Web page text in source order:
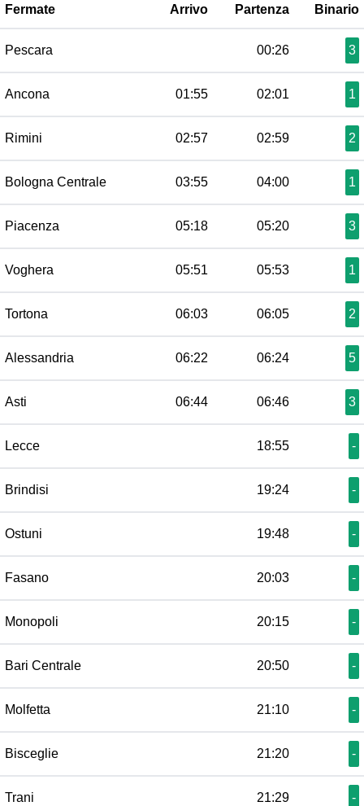
Fermate Arrivo Partenza Binario
Pescara 00:26 3
Ancona 01:55 02:01 1
Rimini 02:57 02:59 2
Bologna Centrale 03:55 04:00 1
Piacenza 05:18 05:20 3
Voghera 05:51 05:53 1
Tortona 06:03 06:05 2
Alessandria 06:22 06:24 5
Asti 06:44 06:46 3
Lecce 18:55 -
Brindisi 19:24 -
Ostuni 19:48 -
Fasano 20:03 -
Monopoli 20:15 -
Bari Centrale 20:50 -
Molfetta 21:10 -
Bisceglie 21:20 -
Trani 21:29 -